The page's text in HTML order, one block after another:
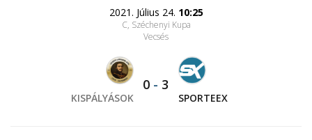
2021. Július 24. 10:25
C, Széchenyi Kupa
Vecsés
KISPÁLYÁSOK
0 - 3
SPORTEEX